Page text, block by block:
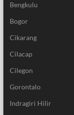
Bengkulu
Bogor
Cikarang
Cilacap
Cilegon
Gorontalo
Indragiri Hilir